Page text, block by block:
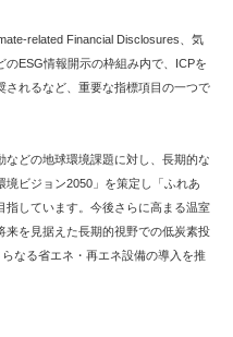
related Financial Disclosures、気
ESG情報開示の枠組み内で、ICPを
されるなど、重要な指標項目の一つで
どの地球環境課題に対し、長期的な
ビジョン2050」を策定し「ふれあ
指しています。今後さらに高まる温室
を見据えた長期的視野での低炭素投
なる省エネ・再エネ設備の導入を推